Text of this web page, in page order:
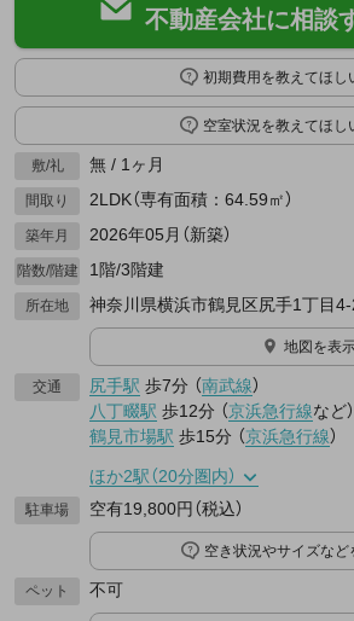
不動産会社に相談
初期費用を教えてほし
空室状況を教えてほし
敷/礼 無 / 1ヶ月
間取り 2LDK（専有面積：64.59㎡）
築年月 2026年05月（新築）
階数/階建 1階/3階建
所在地 神奈川県横浜市鶴見区尻手1丁目
地図を表
交通 尻手駅 歩7分 （南武線）
八丁畷駅 歩12分 （京浜急行線など）
鶴見市場駅 歩15分 （京浜急行線）
ほか2駅（20分圏内）
駐車場 空有19,800円（税込）
空き状況やサイズなど
ペット 不可